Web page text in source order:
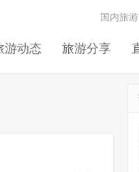
游动态 旅游分享
国内旅游